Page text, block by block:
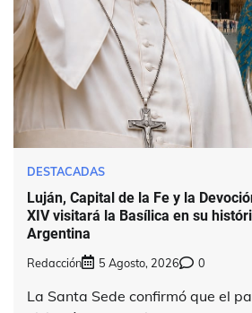
DESTACADAS
Luján, Capital de la Fe y la
XIV visitará la Basílica en su
Argentina
Redacción 5 Agosto, 2026 0
La Santa Sede confirmó que el